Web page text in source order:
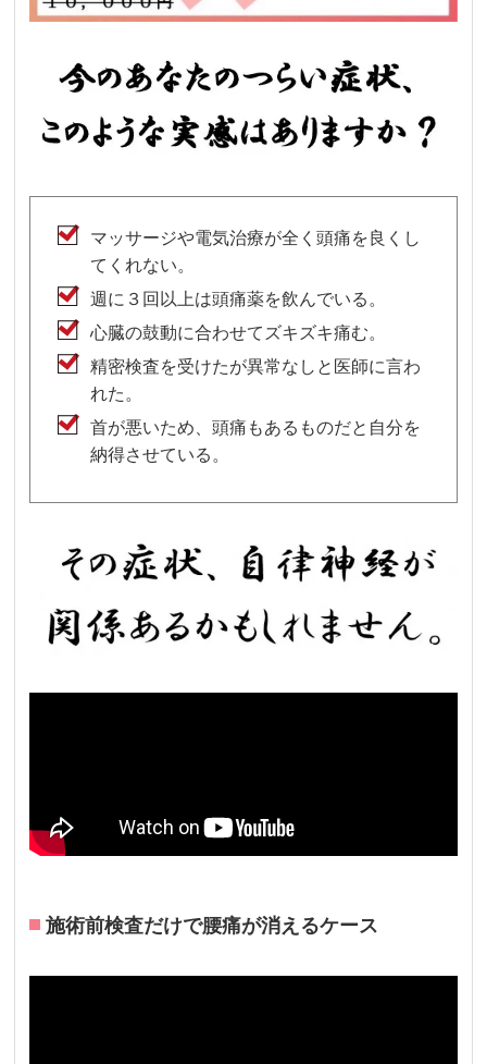
マッサージや電気治療が全く頭痛を良くし
てくれない。
週に３回以上は頭痛薬を飲んでいる。
心臓の鼓動に合わせてズキズキ痛む。
精密検査を受けたが異常なしと医師に言わ
れた。
首が悪いため、頭痛もあるものだと自分を
納得させている。
施術前検査だけで腰痛が消えるケース